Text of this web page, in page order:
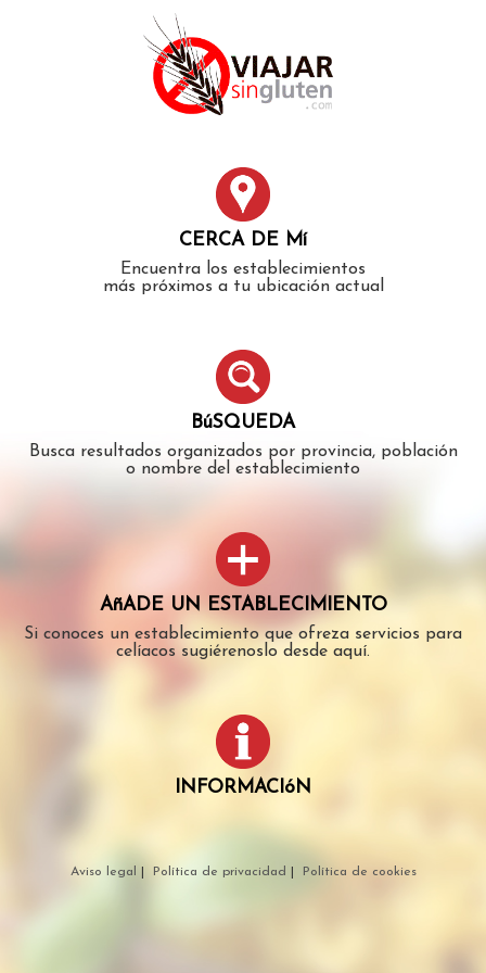
CERCA DE Mí
Encuentra los establecimientos
más próximos a tu ubicación actual
BúSQUEDA
Busca resultados organizados por provincia, población
o nombre del establecimiento
AñADE UN ESTABLECIMIENTO
Si conoces un establecimiento que ofreza servicios para
celíacos sugiérenoslo desde aquí.
INFORMACIóN
Aviso legal Política de privacidad Política de cookies
authorized to show the cookie declaration for domain group
ID 546ddaab-b478-4440-aa8a-3b0205284212. Please add it to
the domain group in the Cookiebot Manager to authorize